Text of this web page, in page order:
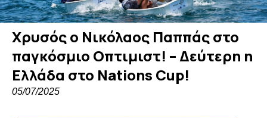
Χρυσός ο Νικόλαος Παππάς στο
παγκόσμιο Οπτιμιστ! – Δεύτερη η
Ελλάδα στο Nations Cup!
05/07/2025